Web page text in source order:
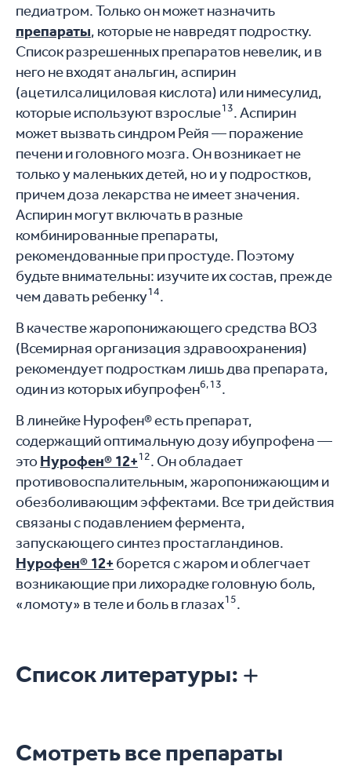
педиатром. Только он может назначить
препараты, которые не навредят подростку.
Список разрешенных препаратов невелик, и в
него не входят анальгин, аспирин
(ацетилсалициловая кислота) или нимесулид,
которые используют взрослые13. Аспирин
может вызвать синдром Рейя — поражение
печени и головного мозга. Он возникает не
только у маленьких детей, но и у подростков,
причем доза лекарства не имеет значения.
Аспирин могут включать в разные
комбинированные препараты,
рекомендованные при простуде. Поэтому
будьте внимательны: изучите их состав, прежде
чем давать ребенку14.
В качестве жаропонижающего средства ВОЗ
(Всемирная организация здравоохранения)
рекомендует подросткам лишь два препарата,
один из которых ибупрофен6,13.
В линейке Нурофен® есть препарат,
содержащий оптимальную дозу ибупрофена —
этоНурофен® 12+12. Он обладает
противовоспалительным, жаропонижающим и
обезболивающим эффектами. Все три действия
связаны с подавлением фермента,
запускающего синтез простагландинов.
Нурофен® 12+ борется с жаром и облегчает
возникающие при лихорадке головную боль,
«ломоту» в теле и боль в глазах15.
Список литературы:
Смотреть все препараты